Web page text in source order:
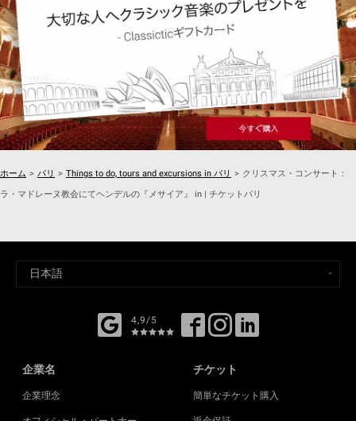
ホーム > パリ > Things to do, tours and excursions in パリ > クリスマス・コンサート：
ラ・マドレーヌ教会にてヘンデルの『メサイア』 in | チケットパリ
4,9/5
企業名
企業理念
チケット
簡単なチケット購入